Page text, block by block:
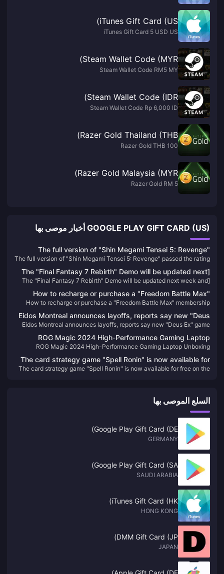
iTunes Gift Card (US)
iTunes Gift Card 5 USD US
Steam Wallet Code (MYR)
Steam Wallet Code RM5 MY
Steam Wallet Code (IDR)
Steam Wallet Code Rp 6,000 ID
Razer Gold Thailand (THB)
Razer Gold THB 100
Razer Gold Malaysia (MYR)
Razer Gold RM 5
GOOGLE PLAY GIFT CARD (US) أخبار موصى بها
The full version of "Shin Megami Tensei 5: Revenge"
passed the rating in South Korea
The full version of "Shin Megami Tensei 5: Revenge" passed the rating
[The "Final Fantasy 7 Rebirth" Demo will be updated next
week and will be applied to the official version
[The "Final Fantasy 7 Rebirth" Demo will be updated next week and
How to recharge or purchase a "Freedom Battle Max"
membership
How to recharge or purchase a "Freedom Battle Max" membership
Eidos Montreal announces layoffs, reports say new "Deus
Ex" game has been canceled
Eidos Montreal announces layoffs, reports say new "Deus Ex" game
ROG Magic 2024 High-Performance Gaming Laptop
Unboxing Pictures
ROG Magic 2024 High-Performance Gaming Laptop Unboxing
The card strategy game "Spell Ronin" is now available for
free on the Epic Store
The card strategy game "Spell Ronin" is now available for free on the
السلع الموصى بها
Google Play Gift Card (DE)
GERMANY
Google Play Gift Card (SA)
SAUDI ARABIA
iTunes Gift Card (HK)
HONG KONG
DMM Gift Card (JP)
JAPAN